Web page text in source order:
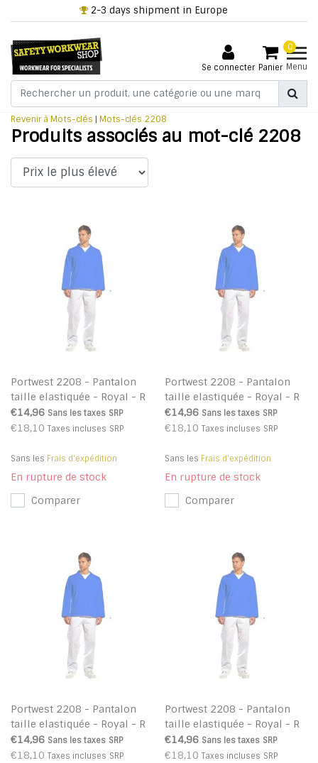
+32 3 318 94 61
Se connecter
0
Panier Menu
Revenir à Mots-clés | Mots-clés 2208
Produits associés au mot-clé 2208
Portwest 2208 - Pantalon
taille elastiquée - Royal - R
€14,96 Sans les taxes SRP
€18,10 Taxes incluses SRP
Sans les Frais d'expédition
En rupture de stock
Comparer
Portwest 2208 - Pantalon
taille elastiquée - Royal - R
€14,96 Sans les taxes SRP
€18,10 Taxes incluses SRP
Sans les Frais d'expédition
En rupture de stock
Comparer
Portwest 2208 - Pantalon
taille elastiquée - Royal - R
€14,96 Sans les taxes SRP
€18,10 Taxes incluses SRP
Portwest 2208 - Pantalon
taille elastiquée - Royal - R
€14,96 Sans les taxes SRP
€18,10 Taxes incluses SRP